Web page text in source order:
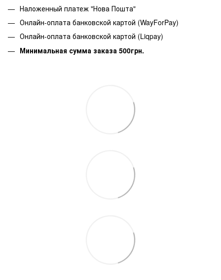
Наложенный платеж "Нова Пошта"
Онлайн-оплата банковской картой (WayForPay)
Онлайн-оплата банковской картой (Liqpay)
Минимальная сумма заказа 500грн.